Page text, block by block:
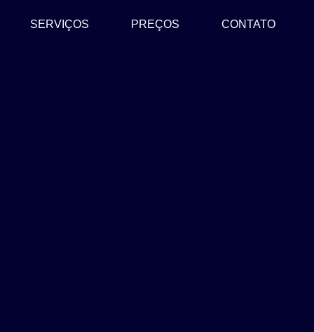
SERVIÇOS PREÇOS CONTATO